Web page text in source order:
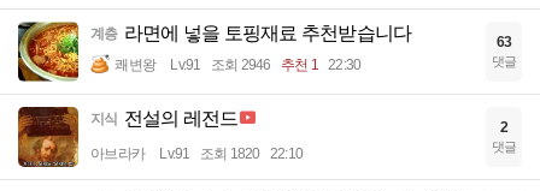
계층 라면에 넣을 토핑재료 추천받습니다
쾌변왕 Lv.91 조회 2946 추천 1 22:30
63
댓글
지식 전설의 레전드
아브라카 Lv.91 조회 1820 22:10
2
댓글